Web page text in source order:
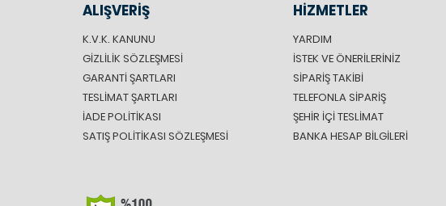
ALIŞVERİŞ
K.V.K. KANUNU
GIZLILIK SÖZLEŞMESI
GARANTI ŞARTLARI
TESLIMAT ŞARTLARI
İADE POLITIKASI
SATIŞ POLITIKASI SÖZLEŞMESI
HİZMETLER
YARDIM
İSTEK VE ÖNERILERINIZ
SIPARIŞ TAKIBI
TELEFONLA SIPARIŞ
ŞEHIR IÇI TESLIMAT
BANKA HESAP BILGILERI